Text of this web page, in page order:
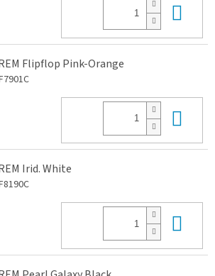
Flipflop Pink-Orange
Irid. White